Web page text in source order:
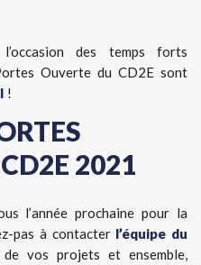
des temps forts
Ouverte du CD2E sont
!
2021
l’année prochaine pour la
pas à contacterl’équipe du
vos projets et ensemble,